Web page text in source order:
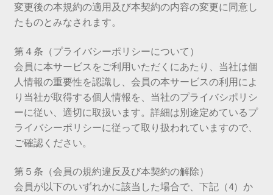
変更後の本規約の適用及び本契約の内容の変更に同意し
たものとみなされます。
第４条（プライバシーポリシーについて）
会員に本サービスをご利用いただくにあたり、当社は個
人情報の重要性を認識し、会員の本サービスの利用によ
り当社が取得する個人情報を、当社のプライバシポリシ
ーに従い、適切に取扱います。詳細は別途定めているプ
ライバシーポリシーに従って取り扱われていますので、
ご確認ください。
第５条（会員の規約違反及び本契約の解除）
会員が以下のいずれかに該当した場合で、下記（4）か